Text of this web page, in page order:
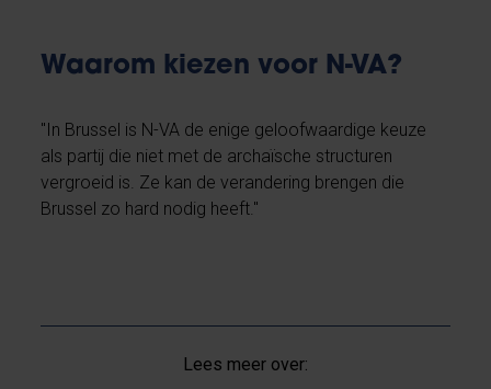
Waarom kiezen voor N-VA?
"In Brussel is N-VA de enige geloofwaardige keuze
als partij die niet met de archaïsche structuren
vergroeid is. Ze kan de verandering brengen die
Brussel zo hard nodig heeft."
Lees meer over: